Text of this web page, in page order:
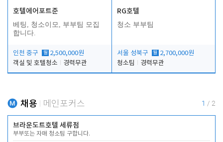
호텔에어포트준
베팅, 청소이모, 부부팀 모집
합니다.
인천 중구 월 2,500,000원
객실 및 호텔청소
경력무관
RG호텔
청소 부부팀
서울 성북구 월 2,700,000원
청소팀
경력무관
채용 메인포커스 1 / 2
브라운도트호텔 세류점
부부또는 자매 청소팀 구합니다.